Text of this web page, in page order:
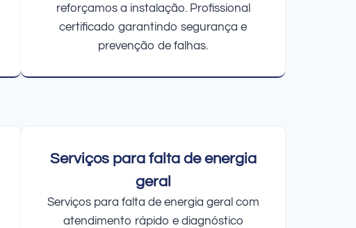
reforçamos a instalação. Profissional
certificado garantindo segurança e
prevenção de falhas.
Serviços para falta de energia
geral
Serviços para falta de energia geral com
atendimento rápido e diagnóstico